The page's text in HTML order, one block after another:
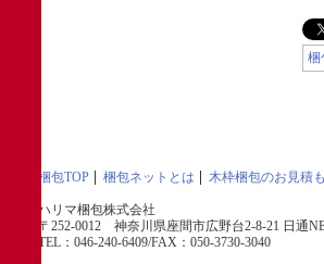
梱
梱包TOP 梱包ネットとは 木枠梱包のお見積
ハリマ梱包株式会社
〒252-0012 神奈川県座間市広野台2-8-21 日通
TEL：046-240-6409/FAX：050-3730-3040